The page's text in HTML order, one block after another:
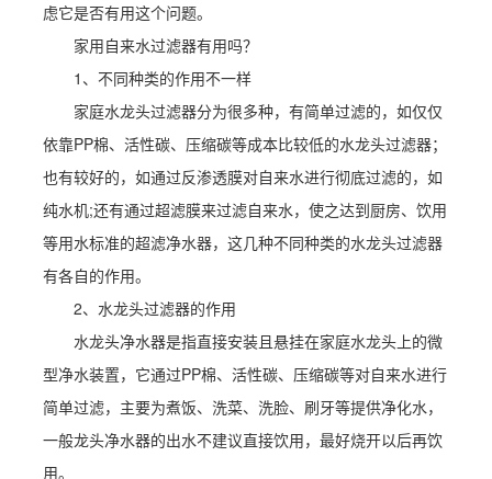
虑它是否有用这个问题。
家用自来水过滤器有用吗？
1、不同种类的作用不一样
家庭水龙头过滤器分为很多种，有简单过滤的，如仅仅
依靠PP棉、活性碳、压缩碳等成本比较低的水龙头过滤器；
也有较好的，如通过反渗透膜对自来水进行彻底过滤的，如
纯水机;还有通过超滤膜来过滤自来水，使之达到厨房、饮用
等用水标准的超滤净水器，这几种不同种类的水龙头过滤器
有各自的作用。
2、水龙头过滤器的作用
水龙头净水器是指直接安装且悬挂在家庭水龙头上的微
型净水装置，它通过PP棉、活性碳、压缩碳等对自来水进行
简单过滤，主要为煮饭、洗菜、洗脸、刷牙等提供净化水，
一般龙头净水器的出水不建议直接饮用，最好烧开以后再饮
用。